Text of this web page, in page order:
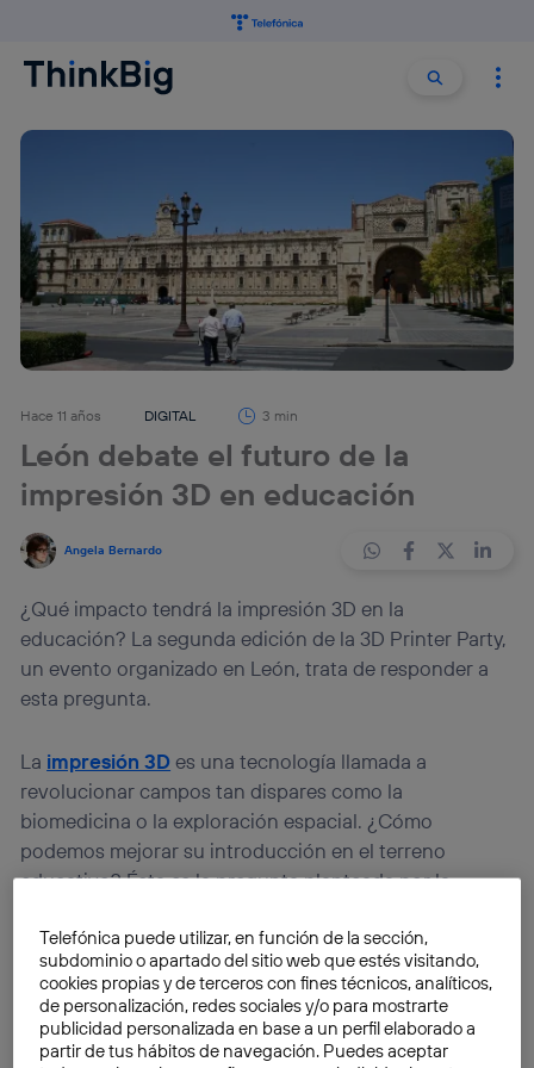
Buscar
Hace 11 años DIGITAL 3 min
León debate el futuro de la
impresión 3D en educación
Angela Bernardo
¿Qué impacto tendrá la impresión 3D en la
educación? La segunda edición de la 3D Printer Party,
un evento organizado en León, trata de responder a
esta pregunta.
La impresión 3Des una tecnología llamada a
revolucionar campos tan dispares como la
biomedicina o la exploración espacial. ¿Cómo
podemos mejorar su introducción en el terreno
educativo? Ésta es la pregunta planteada por la
organizado hace unos días en el Espacio Vías de León.
Este encuentro se convirtió el año pasado en la
jornada sobre impresión 3D con mayor número de
asistentes a nivel nacional, superando los seis mil
Telefónica puede utilizar, en función de la sección,
subdominio o apartado del sitio web que estés visitando,
cookies propias y de terceros con fines técnicos, analíticos,
de personalización, redes sociales y/o para mostrarte
publicidad personalizada en base a un perfil elaborado a
partir de tus hábitos de navegación. Puedes aceptar